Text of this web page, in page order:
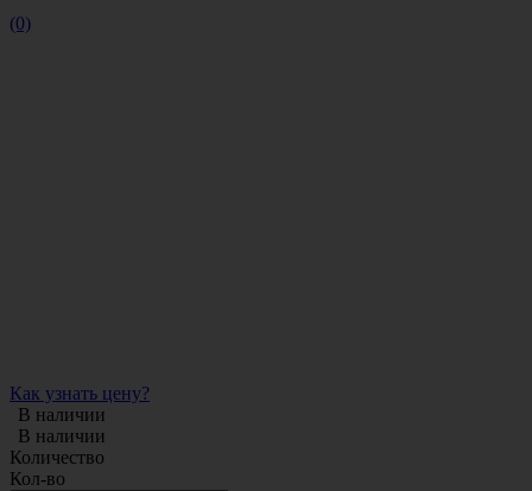
(0)
Как узнать цену?
В наличии
В наличии
Количество
Кол-во